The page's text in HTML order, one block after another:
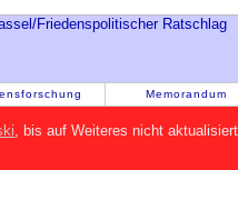
Memorandum
, bis auf Weiteres nicht